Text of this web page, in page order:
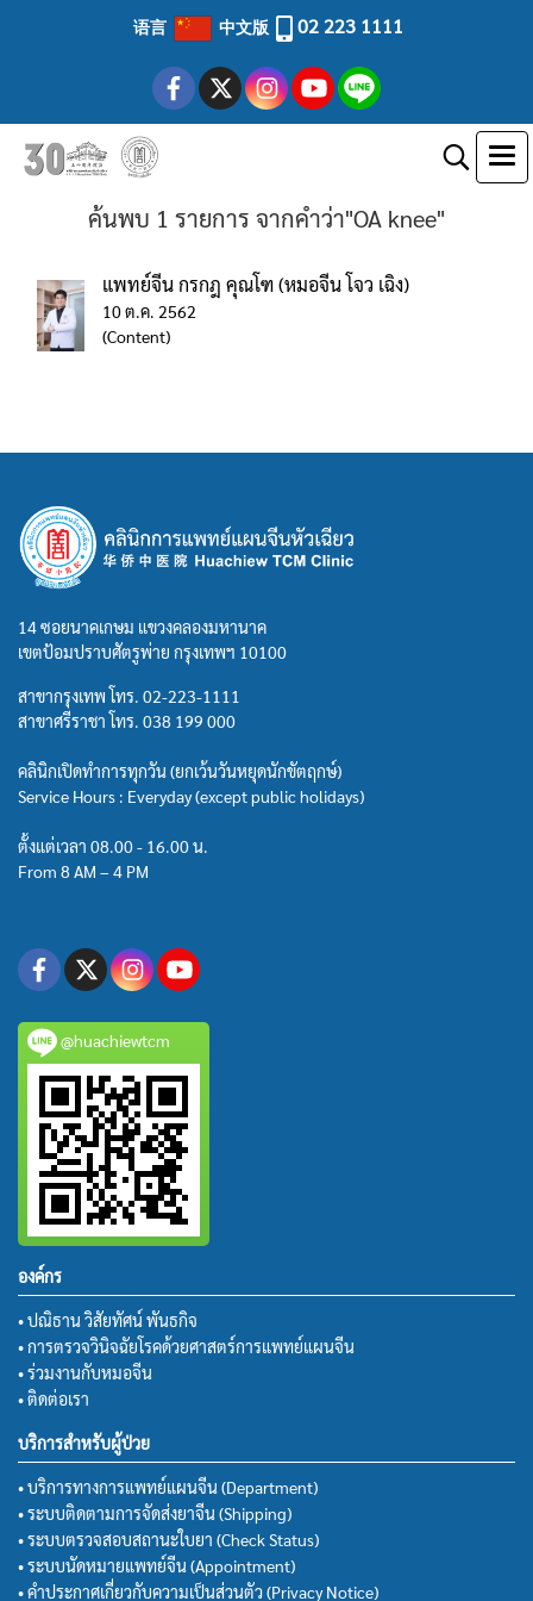
语言 中文版 02 223 1111
ค้นพบ 1 รายการ จากคำว่า"OA knee"
แพทย์จีน กรกฎ คุณโฑ (หมอจีน โจว เฉิง)
10 ต.ค. 2562
(Content)
14 ซอยนาคเกษม แขวงคลองมหานาค
เขตป้อมปราบศัตรูพ่าย กรุงเทพฯ 10100
สาขากรุงเทพ โทร. 02-223-1111
สาขาศรีราชา โทร. 038 199 000
คลินิกเปิดทำการทุกวัน (ยกเว้นวันหยุดนักขัตฤกษ์)
Service Hours : Everyday (except public holidays)
ตั้งแต่เวลา 08.00 - 16.00 น.
From 8 AM – 4 PM
@huachiewtcm
องค์กร
• ปณิธาน วิสัยทัศน์ พันธกิจ
• การตรวจวินิจฉัยโรคด้วยศาสตร์การแพทย์แผนจีน
• ร่วมงานกับหมอจีน
• ติดต่อเรา
บริการสำหรับผู้ป่วย
• บริการทางการแพทย์แผนจีน (Department)
• ระบบติดตามการจัดส่งยาจีน (Shipping)
• ระบบตรวจสอบสถานะใบยา (Check Status)
• ระบบนัดหมายแพทย์จีน (Appointment)
• คำประกาศเกี่ยวกับความเป็นส่วนตัว (Privacy Notice)